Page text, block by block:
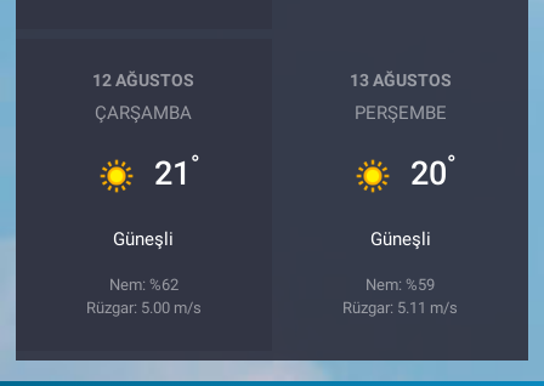
12 AĞUSTOS
ÇARŞAMBA
21 °
Güneşli
Nem: %62
Rüzgar: 5.00 m/s
13 AĞUSTOS
PERŞEMBE
20°
Güneşli
Nem: %59
Rüzgar: 5.11 m/s